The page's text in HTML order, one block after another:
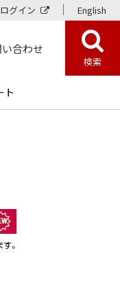
グイン English
い合わせ
検索
ト